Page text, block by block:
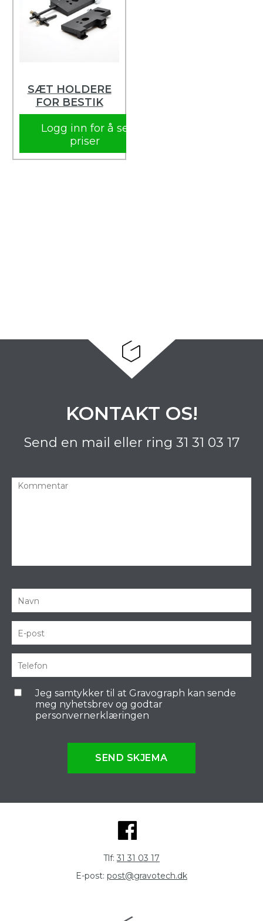
SÆT HOLDERE
FOR BESTIK
Logg inn for å se
priser
KONTAKT OS!
Send en mail eller ring 31 31 03 17
Jeg samtykker til at Gravograph kan sende
meg nyhetsbrev og godtar
personvernerklæringen
SEND SKJEMA
Tlf: 31 31 03 17
E-post: post@gravotech.dk